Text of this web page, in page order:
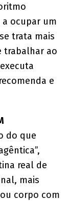
a ocupar um
trata mais
trabalhar ao
e
do que
real de
mais
corpo com